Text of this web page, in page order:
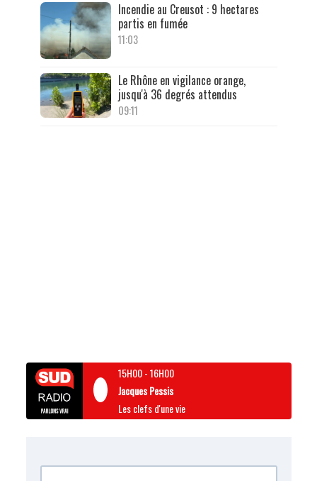
Incendie au Creusot : 9 hectares
partis en fumée
11:03
Le Rhône en vigilance orange,
jusqu'à 36 degrés attendus
09:11
15H00-16H00
Jacques Pessis
Les clefs d'une vie